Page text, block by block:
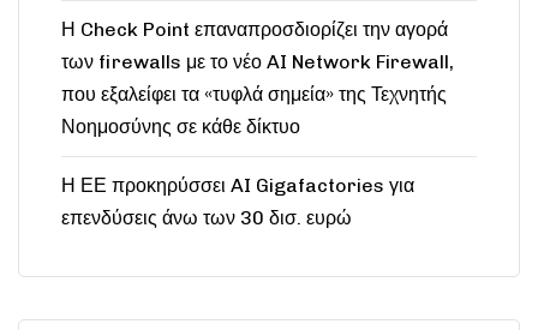
Η Check Point επαναπροσδιορίζει την αγορά
των firewalls με το νέο AI Network Firewall,
που εξαλείφει τα «τυφλά σημεία» της Τεχνητής
Νοημοσύνης σε κάθε δίκτυο
Η ΕΕ προκηρύσσει AI Gigafactories για
επενδύσεις άνω των 30 δισ. ευρώ